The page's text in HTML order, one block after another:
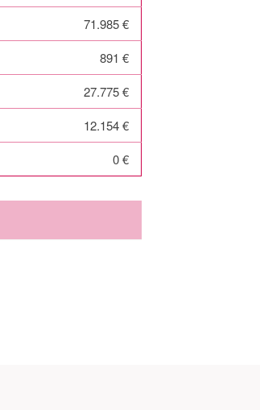
71.985 €
891 €
27.775 €
12.154 €
0 €